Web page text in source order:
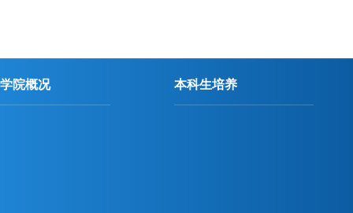
学院概况 本科生培养